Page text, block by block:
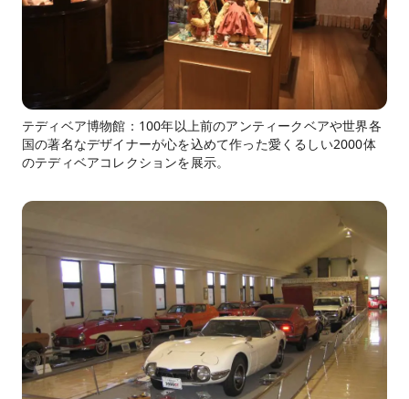
テディベア博物館：100年以上前のアンティークベアや世界各
国の著名なデザイナーが心を込めて作った愛くるしい2000体
のテディベアコレクションを展示。